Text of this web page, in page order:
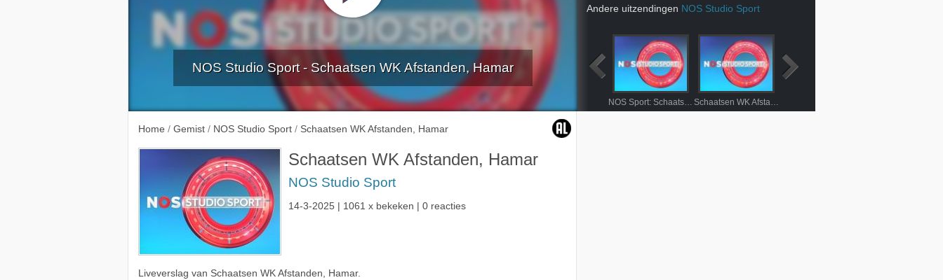
NOS Studio Sport - Schaatsen WK Afstanden, Hamar
Home / Gemist / NOS Studio Sport / Schaatsen WK Afstanden, Hamar
Schaatsen WK Afstanden, Hamar
NOS Studio Sport
14-3-2025 | 1061 x bekeken | 0 reacties
Liveverslag van Schaatsen WK Afstanden, Hamar.
Andere uitzendingen NOS Studio Sport
Atletiek EK Indoor Atletiek EK Indoor Eredivisie NOS Sport: Schaatsen WK Afstanden, Hamar